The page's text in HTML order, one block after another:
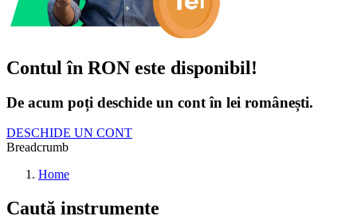
Contul în RON este disponibil!
De acum poți deschide un cont în lei românești.
DESCHIDE UN CONT
Breadcrumb
Home
Caută instrumente